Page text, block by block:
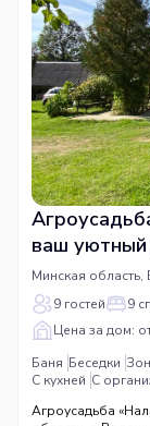
ваш
Минская
9 гостей
9
Цена за дом:
Баня Беседки
С кухней С
Агроусадьба